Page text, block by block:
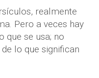
realmente
Pero a veces hay
que se usa; no
lo que significan